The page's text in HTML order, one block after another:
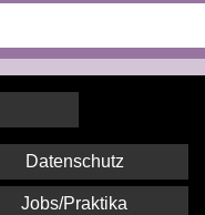
Datenschutz
Jobs/Praktika